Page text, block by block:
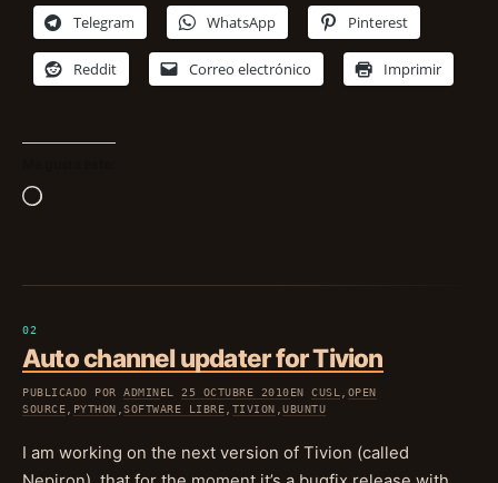
Telegram WhatsApp Pinterest
Reddit Correo electrónico Imprimir
Cargando...
Auto channel updater for Tivion
PUBLICADO PORADMIN EL25 OCTUBRE 2010 ENCUSL, OPEN
SOURCE, PYTHON ,SOFTWARE LIBRE, TIVION ,UBUNTU
I am working on the next version of Tivion (called